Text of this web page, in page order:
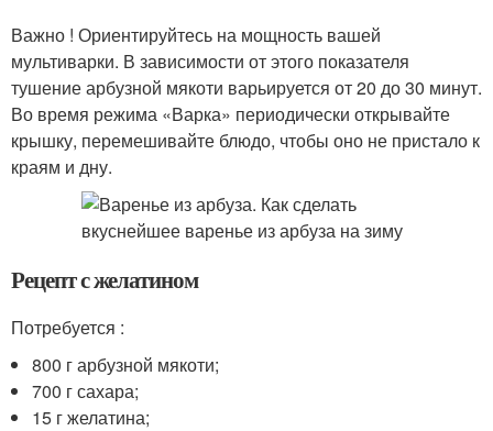
Важно ! Ориентируйтесь на мощность вашей
мультиварки. В зависимости от этого показателя
тушение арбузной мякоти варьируется от 20 до 30 минут.
Во время режима «Варка» периодически открывайте
крышку, перемешивайте блюдо, чтобы оно не пристало к
краям и дну.
Рецепт с желатином
Потребуется :
800 г арбузной мякоти;
700 г сахара;
15 г желатина;